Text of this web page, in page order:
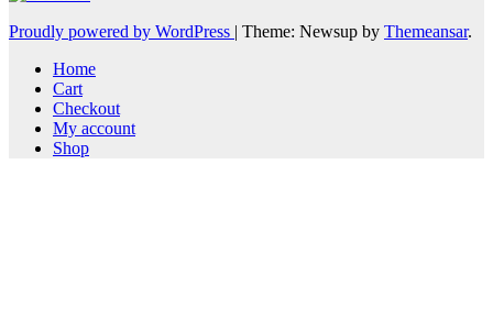
Proudly powered by WordPress | Theme: Newsup by Themeansar.
Home
Cart
Checkout
My account
Shop